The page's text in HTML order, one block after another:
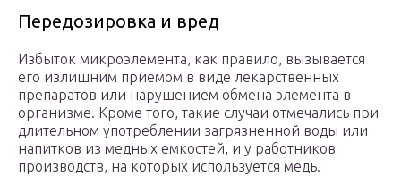
Передозировка и вред
Избыток микроэлемента, как правило, вызывается
его излишним приемом в виде лекарственных
препаратов или нарушением обмена элемента в
организме. Кроме того, такие случаи отмечались при
длительном употреблении загрязненной воды или
напитков из медных емкостей, и у работников
производств, на которых используется медь.